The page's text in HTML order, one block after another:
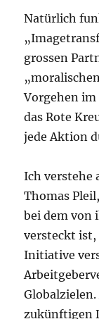
Natürlich
grossen
Vorgehen im
das Rote
jede Aktion
Ich verstehe
Thomas
bei dem von
versteckt ist,
Initiative
zukünftigen